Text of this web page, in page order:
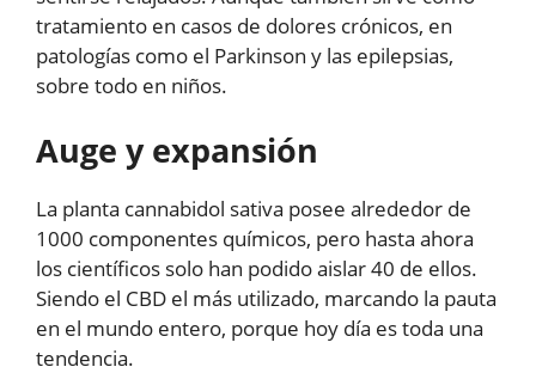
tratamiento en casos de dolores crónicos, en
patologías como el Parkinson y las epilepsias,
sobre todo en niños.
Auge y expansión
La planta cannabidol sativa posee alrededor de
1000 componentes químicos, pero hasta ahora
los científicos solo han podido aislar 40 de ellos.
Siendo el CBD el más utilizado, marcando la pauta
en el mundo entero, porque hoy día es toda una
tendencia.